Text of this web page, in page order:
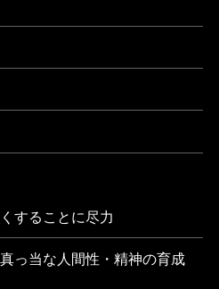
することに尽力
っ当な人間性・精神の育成